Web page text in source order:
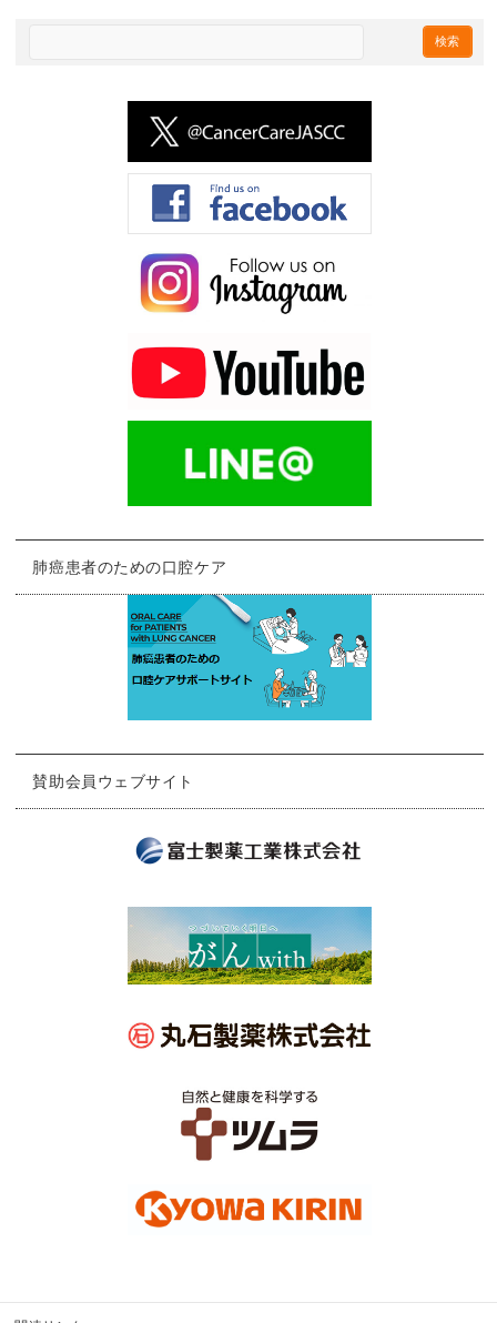
肺癌患者のための口腔ケア
賛助会員ウェブサイト